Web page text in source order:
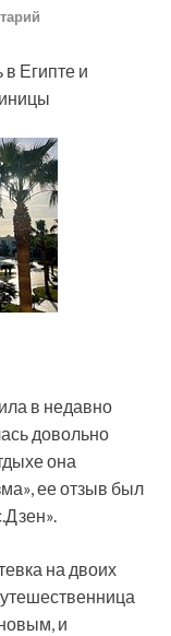
Египте и
в недавно
довольно
она
ее отзыв был
на двоих
и